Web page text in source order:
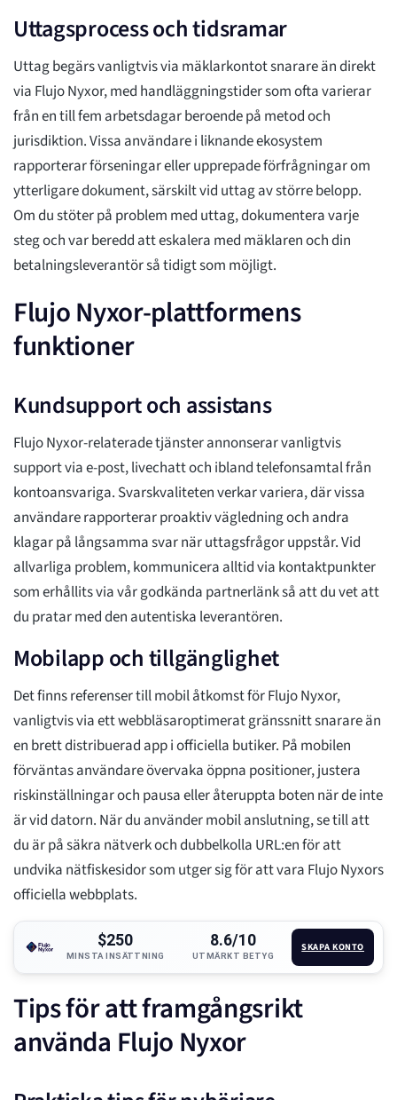
Uttagsprocess och tidsramar
Uttag begärs vanligtvis via mäklarkontot snarare än direkt
via Flujo Nyxor, med handläggningstider som ofta varierar
från en till fem arbetsdagar beroende på metod och
jurisdiktion. Vissa användare i liknande ekosystem
rapporterar förseningar eller upprepade förfrågningar om
ytterligare dokument, särskilt vid uttag av större belopp.
Om du stöter på problem med uttag, dokumentera varje
steg och var beredd att eskalera med mäklaren och din
betalningsleverantör så tidigt som möjligt.
Flujo Nyxor-plattformens
funktioner
Kundsupport och assistans
Flujo Nyxor-relaterade tjänster annonserar vanligtvis
support via e-post, livechatt och ibland telefonsamtal från
kontoansvariga. Svarskvaliteten verkar variera, där vissa
användare rapporterar proaktiv vägledning och andra
klagar på långsamma svar när uttagsfrågor uppstår. Vid
allvarliga problem, kommunicera alltid via kontaktpunkter
som erhållits via vår godkända partnerlänk så att du vet att
du pratar med den autentiska leverantören.
Mobilapp och tillgänglighet
Det finns referenser till mobil åtkomst för Flujo Nyxor,
vanligtvis via ett webbläsaroptimerat gränssnitt snarare än
en brett distribuerad app i officiella butiker. På mobilen
förväntas användare övervaka öppna positioner, justera
riskinställningar och pausa eller återuppta boten när de inte
är vid datorn. När du använder mobil anslutning, se till att
du är på säkra nätverk och dubbelkolla URL:en för att
undvika nätfiskesidor som utger sig för att vara Flujo Nyxors
officiella webbplats.
$250
MINSTA INSÄTTNING
8.6/10
UTMÄRKT BETYG
SKAPA KONTO
Tips för att framgångsrikt
använda Flujo Nyxor